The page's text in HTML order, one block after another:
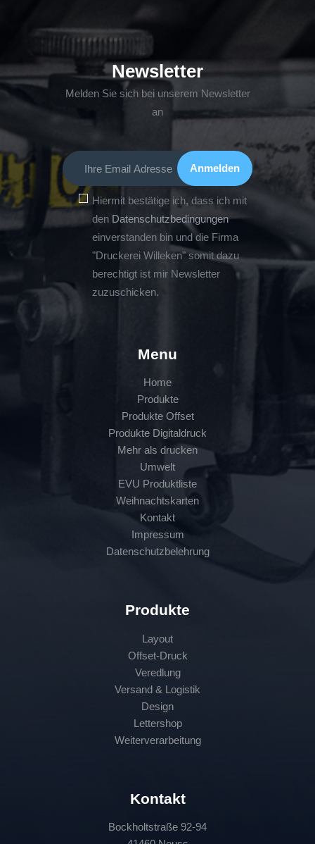
Newsletter
Melden Sie sich bei unserem Newsletter
an
Hiermit bestätige ich, dass ich mit
den Datenschutzbedingungen
einverstanden bin und die Firma
"Druckerei Willeken" somit dazu
berechtigt ist mir Newsletter
zuzuschicken.
Menu
Home
Produkte
Produkte Offset
Produkte Digitaldruck
Mehr als drucken
Umwelt
EVU Produktliste
Weihnachtskarten
Kontakt
Impressum
Datenschutzbelehrung
Produkte
Layout
Offset-Druck
Veredlung
Versand & Logistik
Design
Lettershop
Weiterverarbeitung
Kontakt
Bockholtstraße 92-94